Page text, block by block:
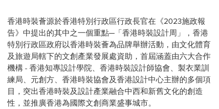
香港時裝薈源於香港特別行政區行政長官在《2023施政報
告》中提出的其中之一個重點─「香港時裝設計周」，香港
特別行政區政府以香港時裝薈為品牌舉辦活動，由文化體育
及旅遊局轄下的文創產業發展處資助，首屆涵蓋由六大合作
機構 - 香港知專設計學院、香港時裝設計師協會、製衣業訓
練局、元創方、香港時裝協會及香港設計中心主辦的多個項
目，突出香港時裝及設計產業融合中西和新舊文化的創造
性，並推廣香港為國際文創商業盛事城市。